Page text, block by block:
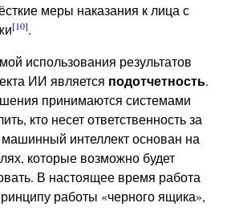
меры наказания к лица с
[10].
использования результатов
ИИ является подотчетность.
принимаются системами
кто несет ответственность за
интеллект основан на
которые возможно будет
В настоящее время работа
работы «черного ящика»,